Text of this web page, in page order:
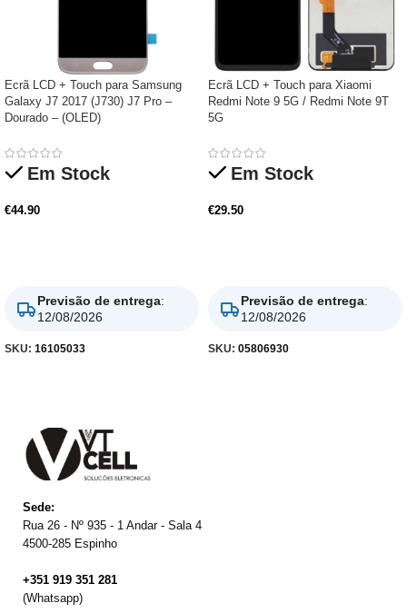
Ecrã LCD + Touch para Samsung
Galaxy J7 2017 (J730) J7 Pro –
Dourado – (OLED)
Em Stock
€44.90
Previsão de entrega:
12/08/2026
SKU: 16105033
Ecrã LCD + Touch para Xiaomi
Redmi Note 9 5G / Redmi Note 9T
5G
Em Stock
€29.50
Previsão de entrega:
12/08/2026
SKU: 05806930
Sede:
Rua 26 - Nº 935 - 1 Andar - Sala 4
4500-285 Espinho
+351 919 351 281
(Whatsapp)